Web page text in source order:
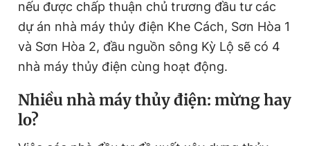
nếu được chấp thuận chủ trương đầu tư các
dự án nhà máy thủy điện Khe Cách, Sơn Hòa 1
và Sơn Hòa 2, đầu nguồn sông Kỳ Lộ sẽ có 4
nhà máy thủy điện cùng hoạt động.
Nhiều nhà máy thủy điện: mừng hay
lo?